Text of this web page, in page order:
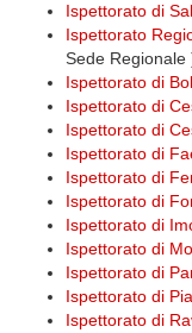
Ispettorato di
Ispettorato
Sede Regionale
Ispettorato di
Ispettorato di
Ispettorato di
Ispettorato di
Ispettorato di
Ispettorato di
Ispettorato di
Ispettorato di
Ispettorato di
Ispettorato di
Ispettorato di